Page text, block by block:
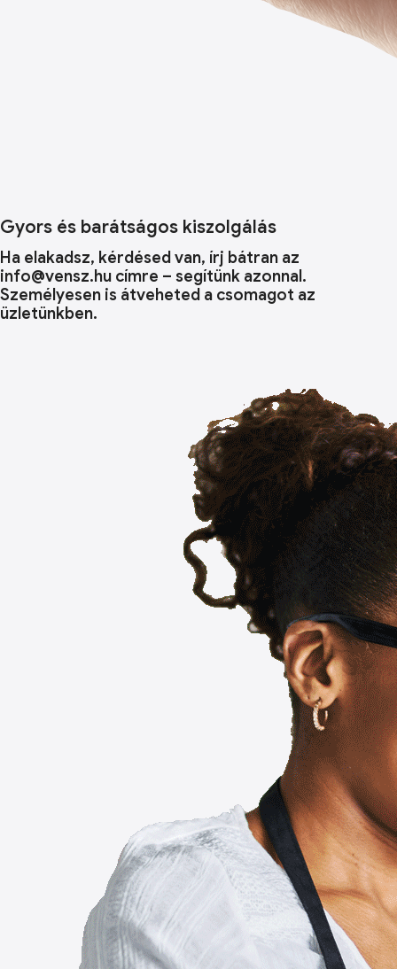
Gyors és barátságos kiszolgálás
Ha elakadsz, kérdésed van, írj bátran az
info@vensz.hu címre – segítünk azonnal.
Személyesen is átveheted a csomagot az
üzletünkben.